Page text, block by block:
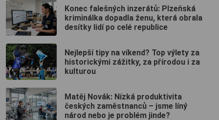
Konec falešných inzerátů: Plzeňská
kriminálka dopadla ženu, která obrala
desítky lidí po celé republice
Nejlepší tipy na víkend? Top výlety za
historickými zážitky, za přírodou i za
kulturou
Matěj Novák: Nízká produktivita
českých zaměstnanců – jsme líný
národ nebo je problém jinde?